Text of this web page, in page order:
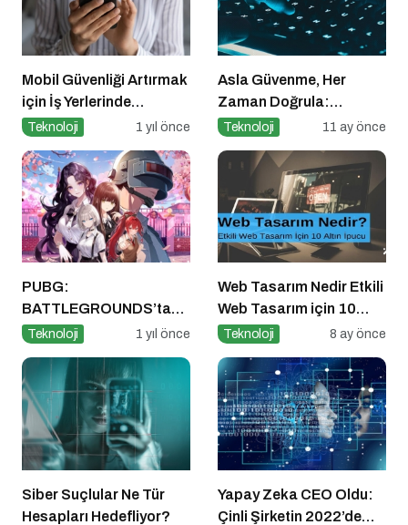
Mobil Güvenliği Artırmak
için İş Yerlerinde
Alınabilecek 8 Temel
Teknoloji 1 yıl önce
Asla Güvenme, Her
Zaman Doğrula:
Şirketler İçin Parola
Teknoloji 11 ay önce
PUBG:
BATTLEGROUNDS’tan
1 Nisan Şakası
Teknoloji 1 yıl önce
Web Tasarım Nedir Etkili
Web Tasarım için 10
Altın İpucu
Teknoloji 8 ay önce
Siber Suçlular Ne Tür
Hesapları Hedefliyor?
Yapay Zeka CEO Oldu:
Çinli Şirketin 2022’de